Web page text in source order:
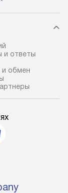
и ответы
и обмен